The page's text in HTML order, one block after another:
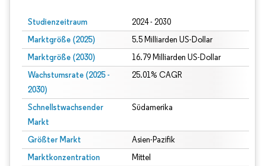
Studienzeitraum 2024 - 2030
Marktgröße (2025) 5.5 Milliarden US-Dollar
Marktgröße (2030) 16.79 Milliarden US-Dollar
Wachstumsrate (2025 -
2030)
25.01% CAGR
Schnellstwachsender
Markt
Südamerika
Größter Markt Asien-Pazifik
Marktkonzentration Mittel